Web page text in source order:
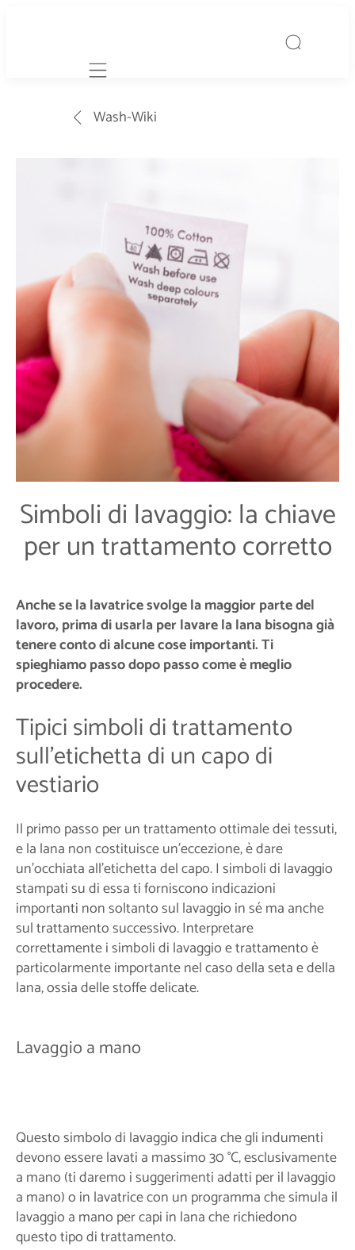
Mobile navigation
Wash-Wiki
Simboli di lavaggio: la chiave
per un trattamento corretto
Anche se la lavatrice svolge la maggior parte del
lavoro, prima di usarla per lavare la lana bisogna già
tenere conto di alcune cose importanti. Ti
spieghiamo passo dopo passo come è meglio
procedere.
Tipici simboli di trattamento
sull'etichetta di un capo di
vestiario
Il primo passo per un trattamento ottimale dei tessuti,
e la lana non costituisce un'eccezione, è dare
un'occhiata all'etichetta del capo. I simboli di lavaggio
stampati su di essa ti forniscono indicazioni
importanti non soltanto sul lavaggio in sé ma anche
sul trattamento successivo. Interpretare
correttamente i simboli di lavaggio e trattamento è
particolarmente importante nel caso della seta e della
lana, ossia delle stoffe delicate.
Lavaggio a mano
Questo simbolo di lavaggio indica che gli indumenti
devono essere lavati a massimo 30 °C, esclusivamente
a mano (ti daremo i suggerimenti adatti per il lavaggio
a mano) o in lavatrice con un programma che simula il
lavaggio a mano per capi in lana che richiedono
questo tipo di trattamento.